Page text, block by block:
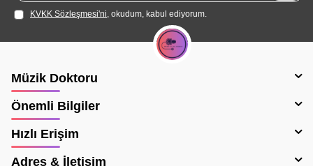
KVKK Sözleşmesi'ni, okudum, kabul ediyorum.
Müzik Doktoru
Önemli Bilgiler
Hızlı Erişim
Adres & İletişim